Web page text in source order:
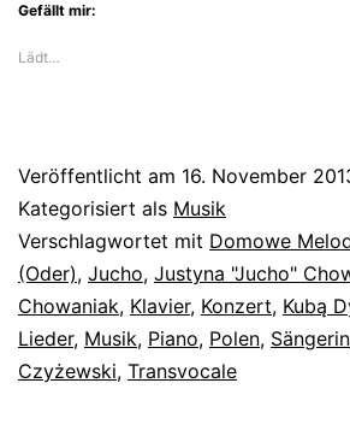
Gefällt mir:
Lädt…
Veröffentlicht am 16. November
Kategorisiert als Musik
Verschlagwortet mit Domowe
(Oder), Jucho, Justyna "Jucho"
Chowaniak, Klavier, Konzert, Kubą
Lieder, Musik, Piano, Polen, Sängerin
Czyżewski, Transvocale